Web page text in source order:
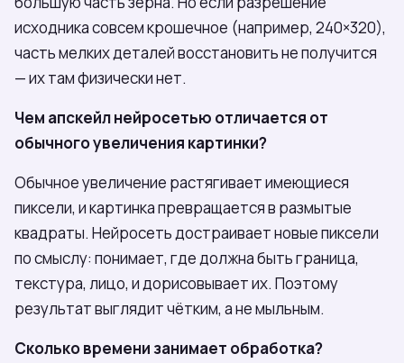
исходника совсем крошечное (например, 240×320),
часть мелких деталей восстановить не получится
— их там физически нет.
Чем апскейл нейросетью отличается от
обычного увеличения картинки?
Обычное увеличение растягивает имеющиеся
пиксели, и картинка превращается в размытые
квадраты. Нейросеть достраивает новые пиксели
по смыслу: понимает, где должна быть граница,
текстура, лицо, и дорисовывает их. Поэтому
результат выглядит чётким, а не мыльным.
Сколько времени занимает обработка?